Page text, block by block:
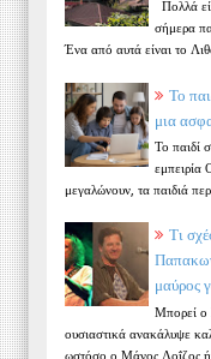
Πολλά
σήμερα
Ένα από αυτά είναι το
Το
μια
Το παιδί
εμπειρία
μεγαλώνουν, τα παιδιά
Τι
μαύρος
Μπορεί ο
ουσιαστικά ανακάλυψε
ωστόσο ο Μάνος Λοΐζος